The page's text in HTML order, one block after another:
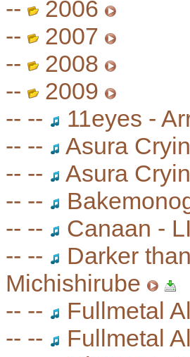
--
2006
--
2007
--
2008
--
2009
-- --
11eyes -
-- --
Asura
-- --
Asura
-- --
-- --
Canaan -
-- --
Darker
Michishirube
-- --
Fullmetal
-- --
Fullmetal